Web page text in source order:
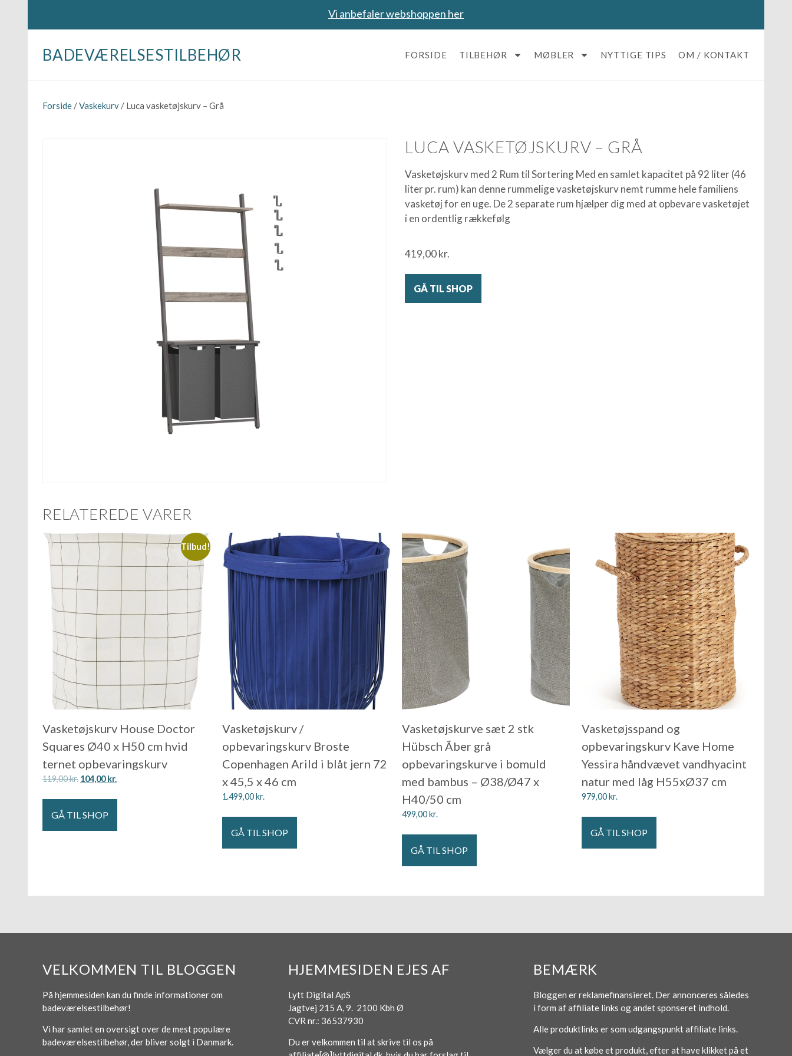
Vi anbefaler webshoppen her
BADEVÆRELSESTILBEHØR FORSIDE TILBEHØR MØBLER NYTTIGE TIPS OM / KONTAKT
Forside /Vaskekurv / Luca vasketøjskurv – Grå
LUCA VASKETØJSKURV – GRÅ
Vasketøjskurv med 2 Rum til Sortering Med en samlet kapacitet på 92 liter (46
liter pr. rum) kan denne rummelige vasketøjskurv nemt rumme hele familiens
vasketøj for en uge. De 2 separate rum hjælper dig med at opbevare vasketøjet
i en ordentlig rækkefølg
419,00kr.
GÅ TIL SHOP
RELATEREDE VARER
Tilbud!
Vasketøjskurv House Doctor
Squares Ø40 x H50 cm hvid
ternet opbevaringskurv
119,00kr. 104,00kr.
GÅ TIL SHOP
Vasketøjskurv /
opbevaringskurv Broste
Copenhagen Arild i blåt jern 72
x 45,5 x 46 cm
1.499,00kr.
GÅ TIL SHOP
Vasketøjskurve sæt 2 stk
Hübsch Ãber grå
opbevaringskurve i bomuld
med bambus – Ø38/Ø47 x
H40/50 cm
499,00kr.
GÅ TIL SHOP
Vasketøjsspand og
opbevaringskurv Kave Home
Yessira håndvævet vandhyacint
natur med låg H55xØ37 cm
979,00kr.
GÅ TIL SHOP
VELKOMMEN TIL BLOGGEN
På hjemmesiden kan du finde informationer om
badeværelsestilbehør!
Vi har samlet en oversigt over de mest populære
badeværelsestilbehør, der bliver solgt i Danmark.
HJEMMESIDEN EJES AF
Lytt Digital ApS
Jagtvej 215 A, 9. 2100 Kbh Ø
CVR nr.: 36537930
Du er velkommen til at skrive til os på
BEMÆRK
Bloggen er reklamefinansieret. Der annonceres således
i form af affiliate links og andet sponseret indhold.
Alle produktlinks er som udgangspunkt affiliate links.
Vælger du at købe et produkt, efter at have klikket på et